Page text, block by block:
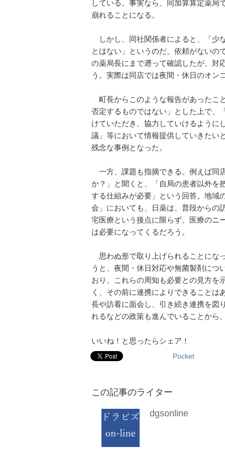
している。事実なら、同加算算定薬局
崩れることになる。
しかし、同社関係者によると、「少
とはない」というのだ。依頼がないの
の薬局長にまで遡って確認したが、対
う。実際は同店では夜間・休日のオン
町長からこのような報告があったこ
否定するものではない」とした上で、
けていただき、協力していけるように
議」等において情報提供していきたい
残念な事例となった。
一方、課題も指摘できる。例えば同
か？」と聞くと、「自局の患者以外を
する仕組みが必要」という回答。地域
会」においても、日薬は、普段からの
宅医療という接点に限らず、医療のニ
は必要になってくるだろう。
思わぬ形で取り上げられることにな
うと、夜間・休日対応や無菌製剤につ
おり、これらの周知も必要との見方を
く、その前に連携によりできること
長や訪看に面会し、引き続き連携を図
れるなどの政策も進んでいることから
いいね！と思ったらシェア！
Pocket
この記事のライター
dgsonline